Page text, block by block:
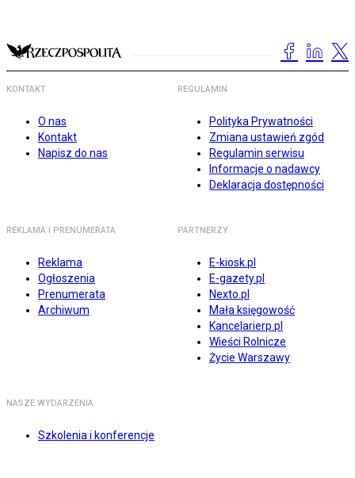
KONTAKT
O nas
Kontakt
Napisz do nas
REGULAMIN
Polityka Prywatności
Zmiana ustawień zgód
Regulamin serwisu
Informacje o nadawcy
Deklaracja dostępności
REKLAMA I PRENUMERATA
Reklama
Ogłoszenia
Prenumerata
Archiwum
PARTNERZY
E-kiosk.pl
E-gazety.pl
Nexto.pl
Mała księgowość
Kancelarierp.pl
Wieści Rolnicze
Życie Warszawy
NASZE WYDARZENIA
Szkolenia i konferencje